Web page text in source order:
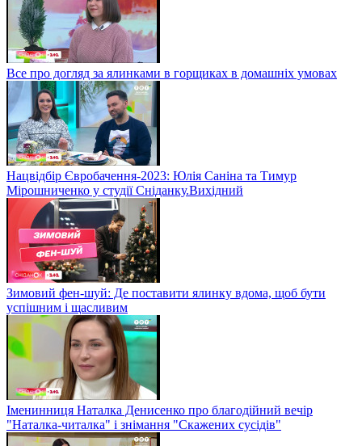
Все про догляд за ялинками в горщиках в домашніх умовах
Нацвідбір Євробачення-2023: Юлія Саніна та Тимур
Мірошниченко у студії Сніданку.Вихідний
Зимовий фен-шуй: Де поставити ялинку вдома, щоб бути
успішним і щасливим
Іменинниця Наталка Денисенко про благодійний вечір
"Наталка-читалка" і знімання "Скажених сусідів"